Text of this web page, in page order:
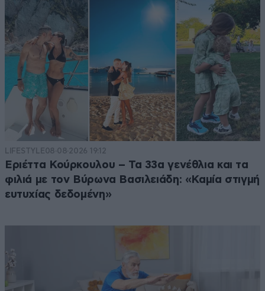
LIFESTYLE08·08·2026 19:12
Εριέττα Κούρκουλου – Τα 33α γενέθλια και τα
φιλιά με τον Βύρωνα Βασιλειάδη: «Καμία στιγμή
ευτυχίας δεδομένη»